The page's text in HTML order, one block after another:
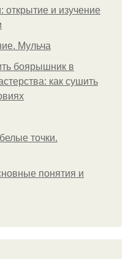
и изучение
Мульча
боярышник в
как сушить
точки.
понятия и